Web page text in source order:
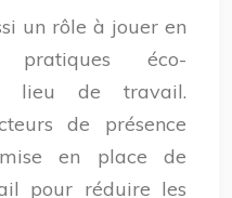
un rôle à jouer en
pratiques éco-
lieu de travail.
de présence
en place de
pour réduire les